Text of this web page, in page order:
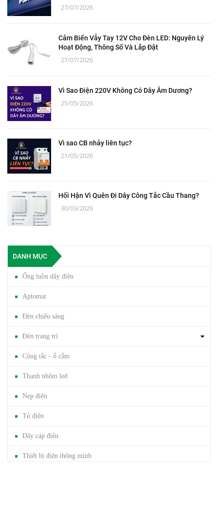
27/07/2026
Cảm Biến Vẫy Tay 12V Cho Đèn LED: Nguyên Lý
Hoạt Động, Thông Số Và Lắp Đặt
27/07/2026
Vì Sao Điện 220V Không Có Dây Âm Dương?
25/05/2026
Vì sao CB nhảy liên tục?
21/05/2026
Hối Hận Vì Quên Đi Dây Công Tắc Cầu Thang?
30/03/2026
DANH MỤC
Ống luồn dây điện
Aptomat
Đèn chiếu sáng
Đèn trang trí
Công tắc - ổ cắm
Thanh nhôm led
Nẹp điện
Tủ điện
Dây cáp điện
Thiết bị điện thông minh